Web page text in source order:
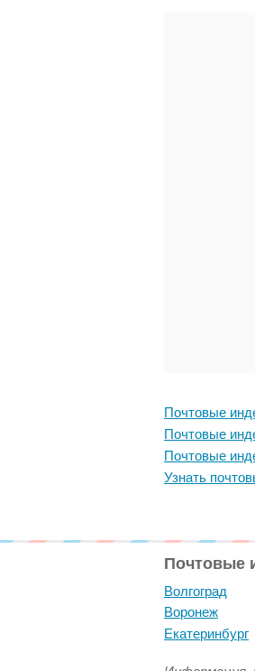
Почтовые
Почтовые
Почтовые
Узнать
Почтовые
Волгоград
Воронеж
Екатеринбург